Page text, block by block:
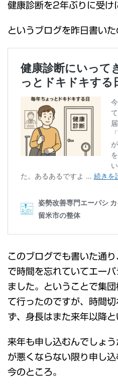
健康診断を2年ぶりに受け
というブログを昨日書いた
このブログでも書いた通
で時間を忘れていてエー
ました。ということで集
て行ったのですが、時間
ず、身長はまた来年以降と
来年も申し込むんでしょ
が悪くならない限り申し込
今のところ。